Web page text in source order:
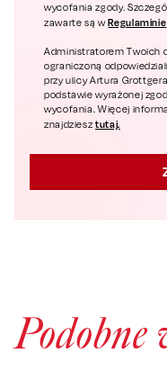
wycofania zgody.
zawarte są wRegulaminie
Administratorem Twoich
ograniczoną
przy ulicy Artura
podstawie wyrażonej
wycofania. Więcej
znajdziesztutaj.